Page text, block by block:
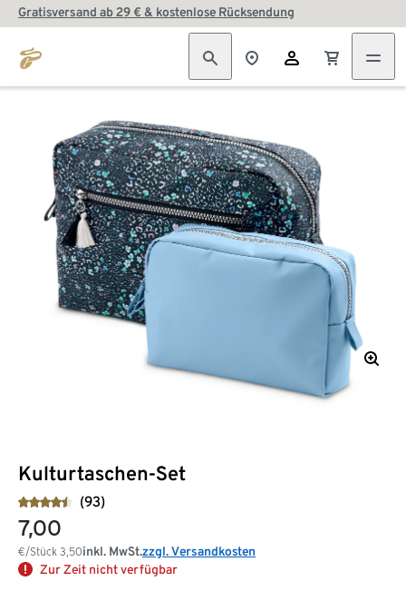
Gratisversand ab 29 € & kostenlose Rücksendung
Kulturtaschen-Set
(93)
7,00
€/Stück 3,50inkl. MwSt.zzgl. Versandkosten
Zur Zeit nicht verfügbar